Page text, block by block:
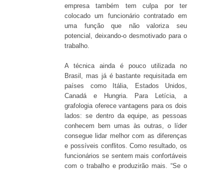
empresa também tem culpa por ter
colocado um funcionário contratado em
uma função que não valoriza seu
potencial, deixando-o desmotivado para o
trabalho.
A técnica ainda é pouco utilizada no
Brasil, mas já é bastante requisitada em
países como Itália, Estados Unidos,
Canadá e Hungria. Para Letícia, a
grafologia oferece vantagens para os dois
lados: se dentro da equipe, as pessoas
conhecem bem umas às outras, o líder
consegue lidar melhor com as diferenças
e possíveis conflitos. Como resultado, os
funcionários se sentem mais confortáveis
com o trabalho e produzirão mais. “Se o